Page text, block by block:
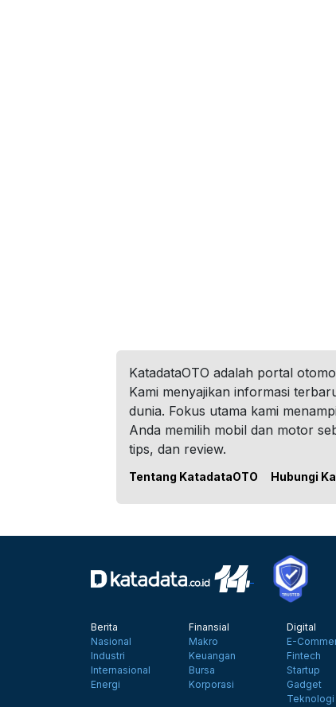
KatadataOTO adalah portal
Kami menyajikan informasi
dunia. Fokus utama kami
Anda memilih mobil dan motor
tips, dan review.
Tentang KatadataOTO Hubungi
Berita
Nasional
Industri
Internasional
Energi
Finansial
Makro
Keuangan
Bursa
Korporasi
Digital
E-
Fintech
Startup
Gadget
Teknologi